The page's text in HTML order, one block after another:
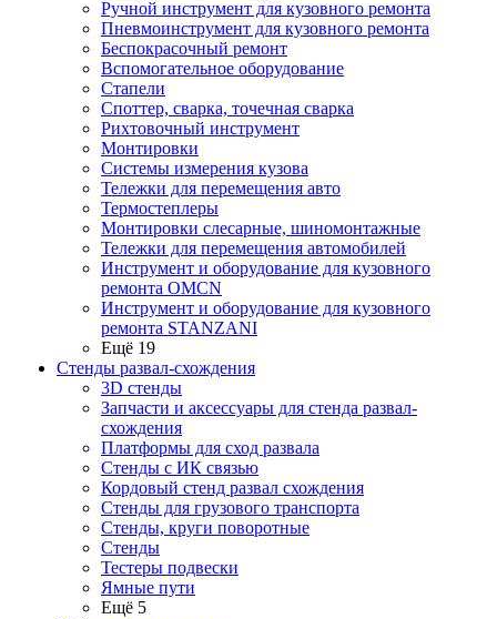
Ручной инструмент для кузовного ремонта
Пневмоинструмент для кузовного ремонта
Беспокрасочный ремонт
Вспомогательное оборудование
Стапели
Споттер, сварка, точечная сварка
Рихтовочный инструмент
Монтировки
Системы измерения кузова
Тележки для перемещения авто
Термостеплеры
Монтировки слесарные, шиномонтажные
Тележки для перемещения автомобилей
Инструмент и оборудование для кузовного
ремонта OMCN
Инструмент и оборудование для кузовного
ремонта STANZANI
Ещё 19
Стенды развал-схождения
3D стенды
Запчасти и аксессуары для стенда развал-
схождения
Платформы для сход развала
Стенды с ИК связью
Кордовый стенд развал схождения
Стенды для грузового транспорта
Стенды, круги поворотные
Стенды
Тестеры подвески
Ямные пути
Ещё 5